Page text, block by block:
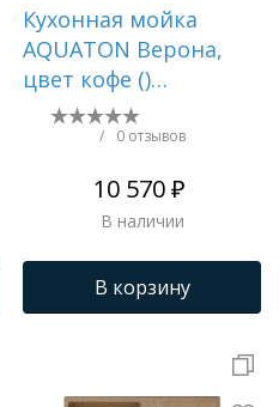
Кухонная мойка
AQUATON Верона,
цвет кофе ()
1A710032VR280
/ 0 отзывов
10 570 ₽
В наличии
В корзину